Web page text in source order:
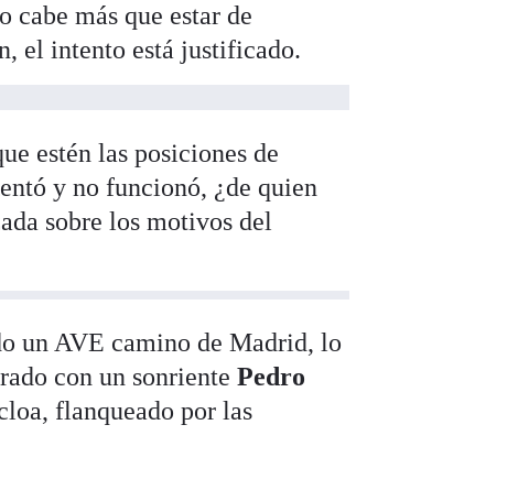
más que estar de
el intento está justificado.
estén las posiciones de
y no funcionó, ¿de quien
sobre los motivos del
un AVE camino de Madrid, lo
con un sonrientePedro
flanqueado por las